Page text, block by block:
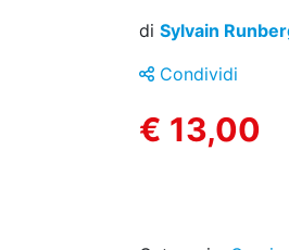
di Sylvain
Condividi
€ 13,00